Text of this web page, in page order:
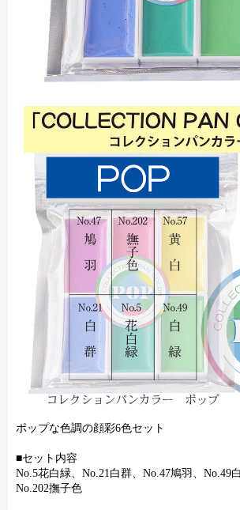
ポップな色調の顔彩6色セット
■セット内容
No.5花白緑、No.21白群、No.47鳩羽、No.49
No.202撫子色